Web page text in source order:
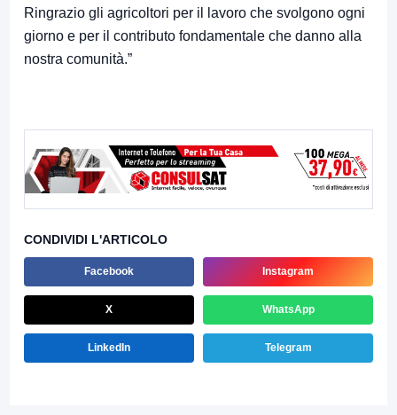
Ringrazio gli agricoltori per il lavoro che svolgono ogni
giorno e per il contributo fondamentale che danno alla
nostra comunità.”
CONDIVIDI L'ARTICOLO
Facebook Instagram
X WhatsApp
LinkedIn Telegram